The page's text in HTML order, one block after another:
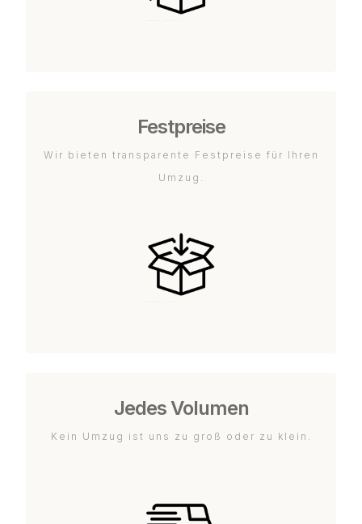
Festpreise
Wir bieten transparente Festpreise für Ihren
Umzug.
Jedes Volumen
Kein Umzug ist uns zu groß oder zu klein.